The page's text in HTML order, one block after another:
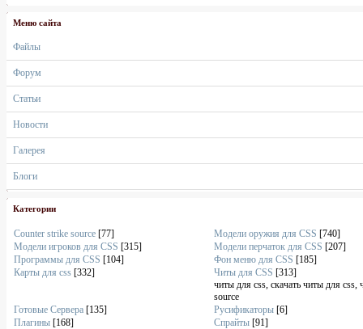
Меню сайта
Файлы
Форум
Статьи
Новости
Галерея
Блоги
Категории
Counter strike source [77] Модели оружия для CSS [740]
Модели игроков для CSS [315] Модели перчаток для CSS [207]
Программы для CSS [104] Фон меню для CSS [185]
Карты для css [332] Читы для CSS [313]
читы для css, скачать читы для css,
source
Готовые Сервера [135] Русификаторы [6]
Плагины [168] Спрайты [91]